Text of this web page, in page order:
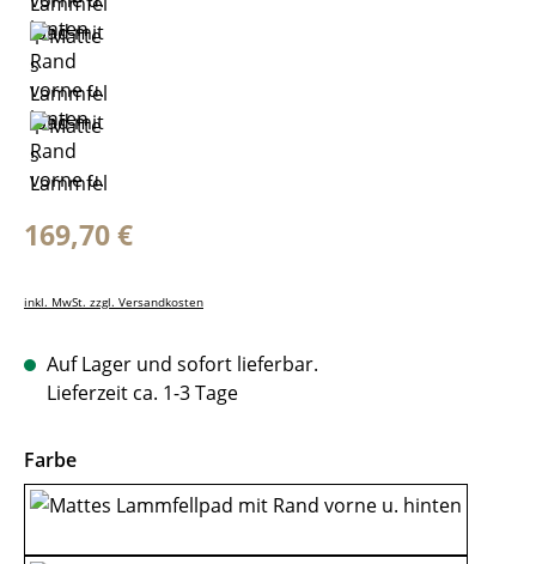
Regulärer Preis:
169,70 €
inkl. MwSt. zzgl. Versandkosten
Auf Lager und sofort lieferbar.
Lieferzeit ca. 1-3 Tage
Farbeauswählen